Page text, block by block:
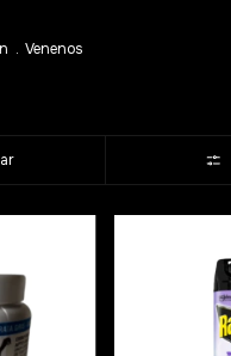
. Venenos